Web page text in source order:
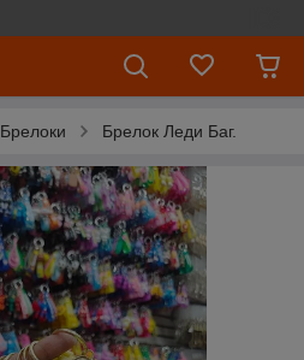
Брелоки Брелок Леди Баг.